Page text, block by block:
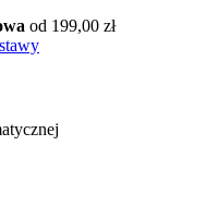
od 199,00 zł